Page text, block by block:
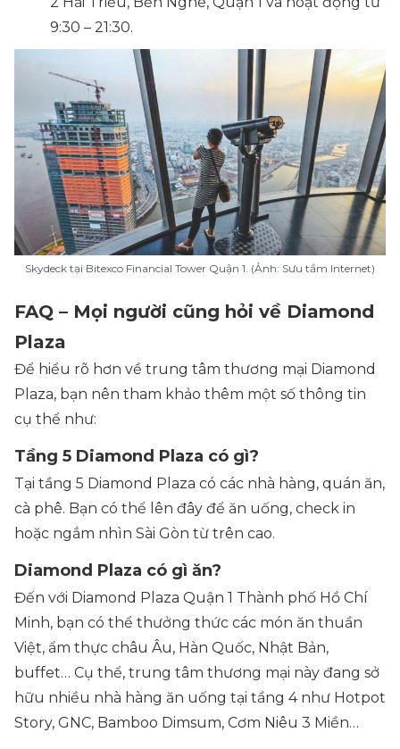
9:30 – 21:30.
Skydeck tại Bitexco Financial Tower Quận 1. (Ảnh: Sưu tầm Internet)
FAQ – Mọi người cũng hỏi về Diamond
Plaza
Để hiểu rõ hơn về trung tâm thương mại Diamond
Plaza, bạn nên tham khảo thêm một số thông tin
cụ thể như:
Tầng 5 Diamond Plaza có gì?
Tại tầng 5 Diamond Plaza có các nhà hàng, quán ăn,
cà phê. Bạn có thể lên đây để ăn uống, check in
hoặc ngắm nhìn Sài Gòn từ trên cao.
Diamond Plaza có gì ăn?
Đến với Diamond Plaza Quận 1 Thành phố Hồ Chí
Minh, bạn có thể thưởng thức các món ăn thuần
Việt, ẩm thực châu Âu, Hàn Quốc, Nhật Bản,
buffet… Cụ thể, trung tâm thương mại này đang sở
hữu nhiều nhà hàng ăn uống tại tầng 4 như Hotpot
Story, GNC, Bamboo Dimsum, Cơm Niêu 3 Miền…